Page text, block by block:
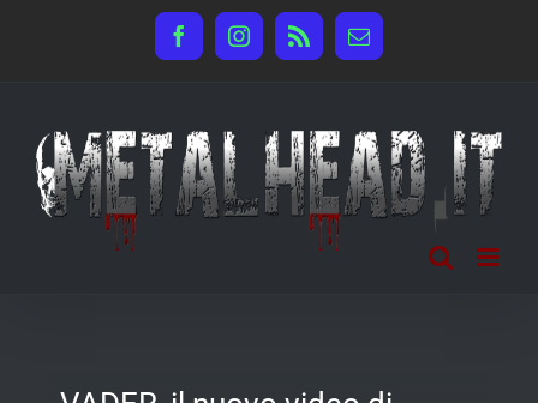
FacebookInstagram
Rss Email